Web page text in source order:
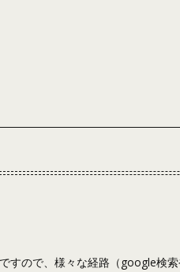
ので、様々な経路（google検